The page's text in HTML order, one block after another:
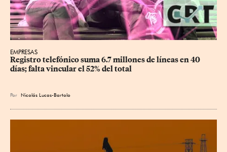
EMPRESAS
Registro telefónico suma 6.7 millones de líneas en 40
días; falta vincular el 52% del total
Por Nicolás Lucas-Bartolo